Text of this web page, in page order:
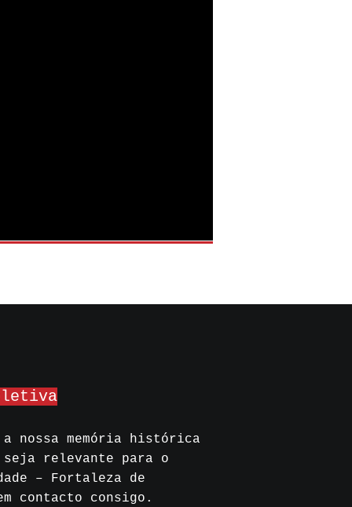
nossa memória histórica
relevante para o
– Fortaleza de
contacto consigo.